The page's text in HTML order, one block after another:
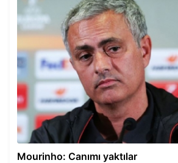
Mourinho: Canımı yaktılar